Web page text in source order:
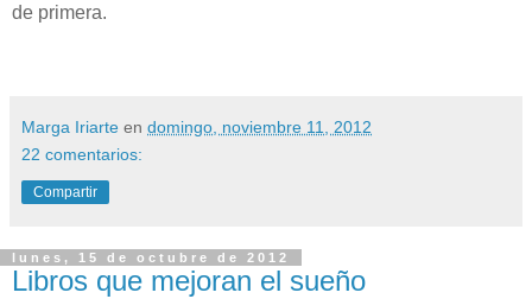
de primera.
Marga Iriarte en domingo, noviembre 11, 2012
22 comentarios:
Compartir
lunes, 15 de octubre de 2012
Libros que mejoran el sueño